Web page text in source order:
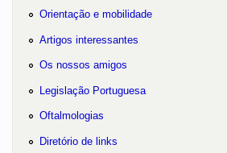
Orientação e mobilidade
Artigos interessantes
Os nossos amigos
Legislação Portuguesa
Oftalmologias
Diretório de links